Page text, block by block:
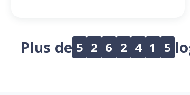
Plus de 5 2 6 2 4 1 5